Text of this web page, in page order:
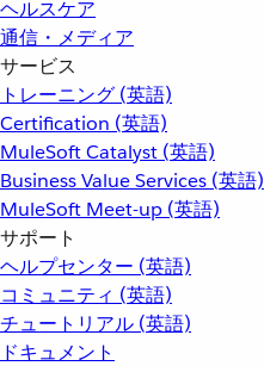
ヘルスケア
通信・メディア
サービス
トレーニング (英語)
Certification (英語)
MuleSoft Catalyst (英語)
Business Value Services (英語)
MuleSoft Meet-up (英語)
サポート
ヘルプセンター (英語)
コミュニティ (英語)
チュートリアル (英語)
ドキュメント